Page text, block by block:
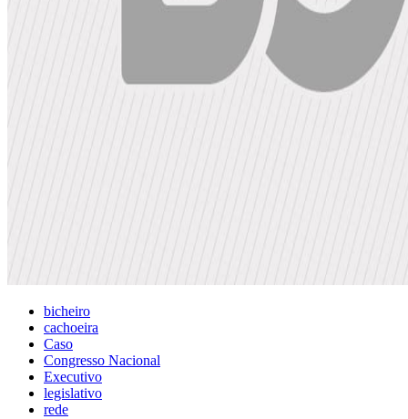
bicheiro
cachoeira
Caso
Congresso Nacional
Executivo
legislativo
rede